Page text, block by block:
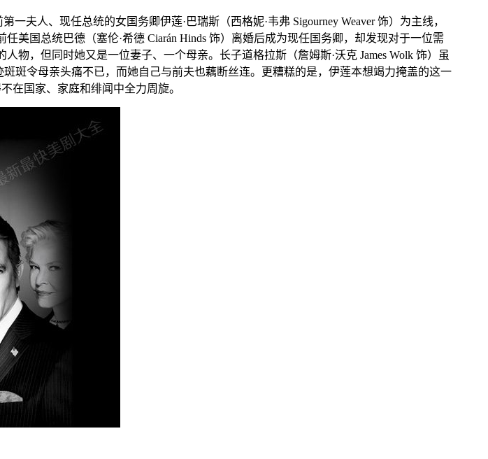
一夫人、现任总统的女国务卿伊莲·巴瑞斯（西格妮·韦弗 Sigourney Weaver 饰）为主线，
美国总统巴德（塞伦·希德 Ciarán Hinds 饰）离婚后成为现任国务卿，却发现对于一位需
，但同时她又是一位妻子、一个母亲。长子道格拉斯（詹姆斯·沃克 James Wolk 饰）虽
斑斑令母亲头痛不已，而她自己与前夫也藕断丝连。更糟糕的是，伊莲本想竭力掩盖的这一
在国家、家庭和绯闻中全力周旋。